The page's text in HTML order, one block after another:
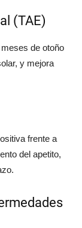
(TAE)
de otoño
y mejora
frente a
del apetito,